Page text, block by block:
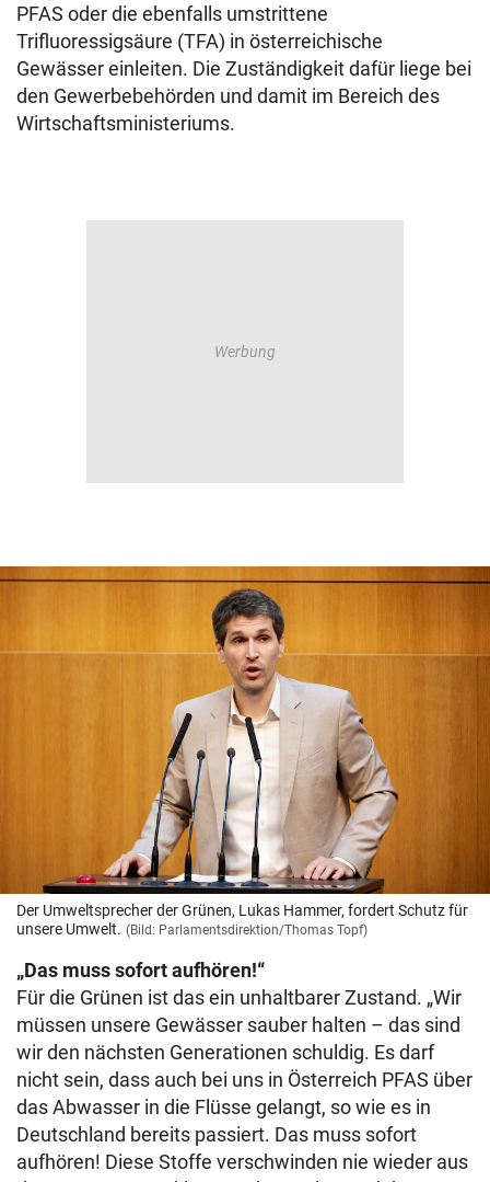
PFAS oder die ebenfalls umstrittene
Trifluoressigsäure (TFA) in österreichische
Gewässer einleiten. Die Zuständigkeit dafür liege bei
den Gewerbebehörden und damit im Bereich des
Wirtschaftsministeriums.
Der Umweltsprecher der Grünen, Lukas Hammer, fordert Schutz für
unsere Umwelt. (Bild: Parlamentsdirektion/Thomas Topf)
„Das muss sofort aufhören!“
Für die Grünen ist das ein unhaltbarer Zustand. „Wir
müssen unsere Gewässer sauber halten – das sind
wir den nächsten Generationen schuldig. Es darf
nicht sein, dass auch bei uns in Österreich PFAS über
das Abwasser in die Flüsse gelangt, so wie es in
Deutschland bereits passiert. Das muss sofort
aufhören! Diese Stoffe verschwinden nie wieder aus